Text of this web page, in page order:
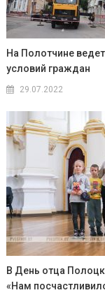
На Полотчине
условий граждан
29.07.2022
В День отца
«Нам